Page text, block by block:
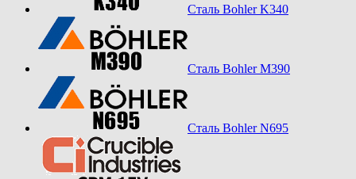
Сталь Bohler K340
Сталь Bohler M390
Сталь Bohler N695